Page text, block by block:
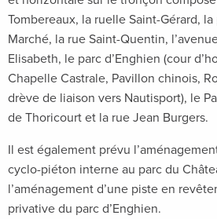
Tombereaux, la ruelle Saint-Gérard,
Marché, la rue Saint-Quentin,
Elisabeth, le parc d’Enghien (cour
Chapelle Castrale, Pavillon chinois,
drève de liaison vers Nautisport), le
de Thoricourt et la rue Jean Burgers.
Il est également prévu
cyclo-piéton interne au parc du
l’aménagement d’une piste en
privative du parc d’Enghien.